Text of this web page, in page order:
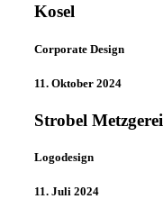
Kosel
Corporate Design
11. Oktober 2024
Strobel Metzgerei
Logodesign
11. Juli 2024